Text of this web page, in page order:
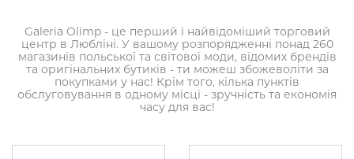
Galeria Olimp - це перший і найвідоміший торговий
центр в Любліні. У вашому розпорядженні понад 260
магазинів польської та світової моди, відомих брендів
та оригінальних бутиків - ти можеш збожеволіти за
покупками у нас! Крім того, кілька пунктів
обслуговування в одному місці - зручність та економія
часу для вас!